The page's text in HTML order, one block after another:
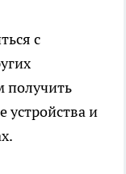
с
получить
устройства и